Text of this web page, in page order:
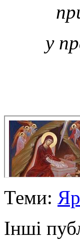
у
Теми:
Інші